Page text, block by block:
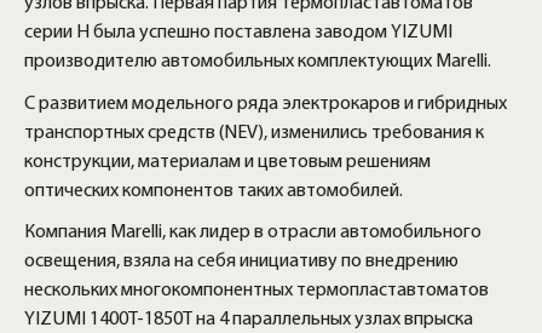
серии H была успешно поставлена заводом YIZUMI
производителю автомобильных комплектующих Marelli.
С развитием модельного ряда электрокаров и гибридных
транспортных средств (NEV), изменились требования к
конструкции, материалам и цветовым решениям
оптических компонентов таких автомобилей.
Компания Marelli, как лидер в отрасли автомобильного
освещения, взяла на себя инициативу по внедрению
нескольких многокомпонентных термопластавтоматов
YIZUMI 1400T-1850T на 4 параллельных узлах впрыска